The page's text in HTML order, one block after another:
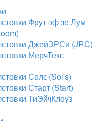
Фрут оф зе Лум
ДжейЭРСи (JRC)
МерчТекс
Солс (Sol's)
Старт (Start)
ТиЭйчКлоуз